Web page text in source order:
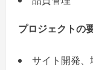
プロジェクトの
サイト開発